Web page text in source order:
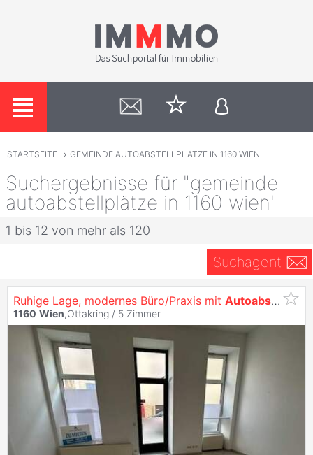
STARTSEITE › GEMEINDE AUTOABSTELLPLÄTZE IN 1160 WIEN
Suchergebnisse für "gemeinde
autoabstellplätze in 1160 wien"
1 bis 12 von mehr als 120
Suchagent
Ruhige Lage, modernes Büro/Praxis mit Autoabstellplätzen
1160 Wien,Ottakring / 5 Zimmer